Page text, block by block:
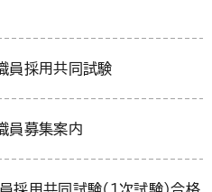
員採用共同試験
員募集案内